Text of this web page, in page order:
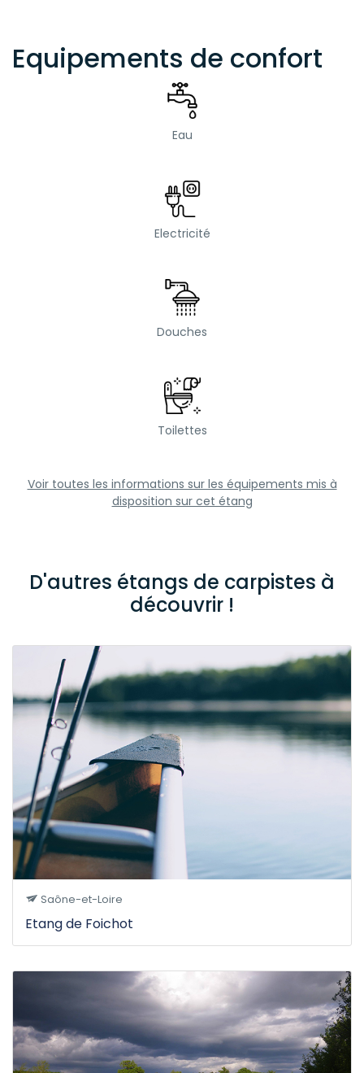
Equipements de confort
Eau
Electricité
Douches
Toilettes
Voir toutes les informations sur les équipements mis à
disposition sur cet étang
D'autres étangs de carpistes à
découvrir !
Saône-et-Loire
Etang de Foichot